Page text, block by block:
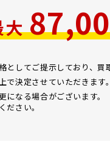
大
してご提示しており、買
決定させていただきます。
なる場合がございます。
さい。